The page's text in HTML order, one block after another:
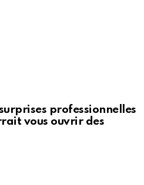
professionnelles
vous ouvrir des